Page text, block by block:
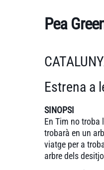
Pea
Estrena a
SINOPSI
En Tim no troba
trobarà en un
viatge per a
arbre dels